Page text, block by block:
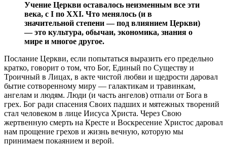
Учение Церкви оставалось неизменным все эти
века, с I по XXI. Что менялось (и в
значительной степени — под влиянием Церкви)
— это культура, обычаи, экономика, знания о
мире и многое другое.
Послание Церкви, если попытаться выразить его предельно
кратко, говорит о том, что Бог, Единый по Существу и
Троичный в Лицах, в акте чистой любви и щедрости даровал
бытие сотворенному миру — галактикам и травинкам,
ангелам и людям. Люди (и часть ангелов) отпали от Бога в
грех. Бог ради спасения Своих падших и мятежных творений
стал человеком в лице Иисуса Христа. Через Свою
жертвенную смерть на Кресте и Воскресение Христос даровал
нам прощение грехов и жизнь вечную, которую мы
принимаем покаянием и верой.